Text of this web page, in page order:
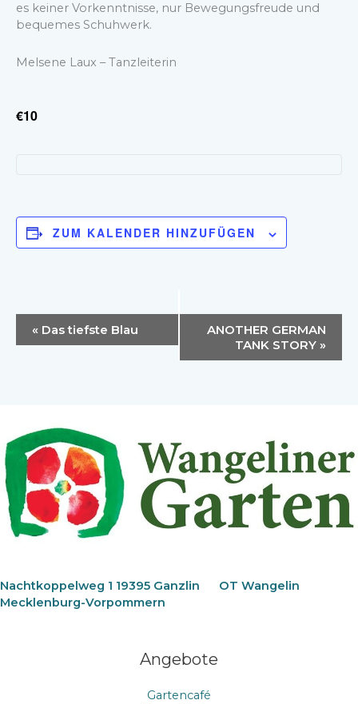
es keiner Vorkenntnisse, nur Bewegungsfreude und
bequemes Schuhwerk.
Melsene Laux – Tanzleiterin
€10
ZUM KALENDER HINZUFÜGEN
Navigation
« Das tiefste Blau
ANOTHER GERMAN
TANK STORY »
Nachtkoppelweg 1 19395 Ganzlin OT Wangelin
Mecklenburg-Vorpommern
Angebote
Gartencafé